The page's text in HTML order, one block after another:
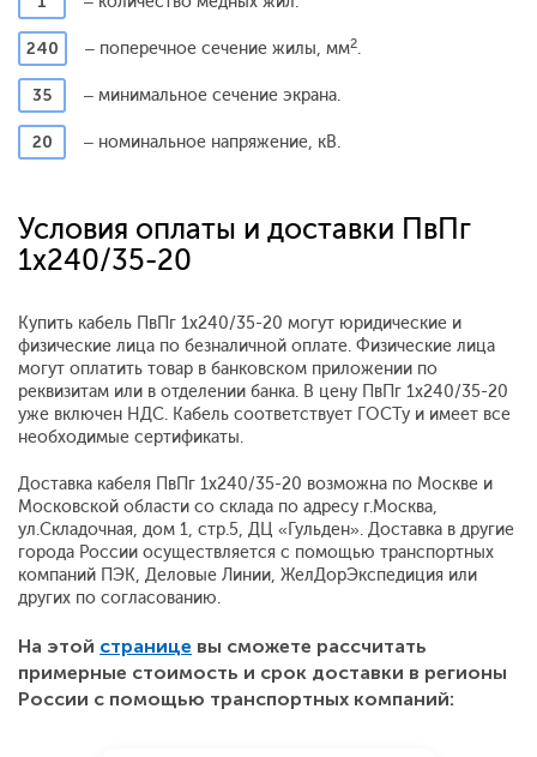
240 – поперечное сечение жилы, мм2.
35 – минимальное сечение экрана.
20 – номинальное напряжение, кВ.
Условия оплаты и доставки ПвПг
1x240/35-20
Купить кабель ПвПг 1x240/35-20 могут юридические и
физические лица по безналичной оплате. Физические лица
могут оплатить товар в банковском приложении по
реквизитам или в отделении банка. В цену ПвПг 1x240/35-20
уже включен НДС. Кабель соответствует ГОСТу и имеет все
необходимые сертификаты.
Доставка кабеля ПвПг 1x240/35-20 возможна по Москве и
Московской области со склада по адресу г.Москва,
ул.Складочная, дом 1, стр.5, ДЦ «Гульден». Доставка в другие
города России осуществляется с помощью транспортных
компаний ПЭК, Деловые Линии, ЖелДорЭкспедиция или
других по согласованию.
На этой странице вы сможете рассчитать
примерные стоимость и срок доставки в регионы
России с помощью транспортных компаний: